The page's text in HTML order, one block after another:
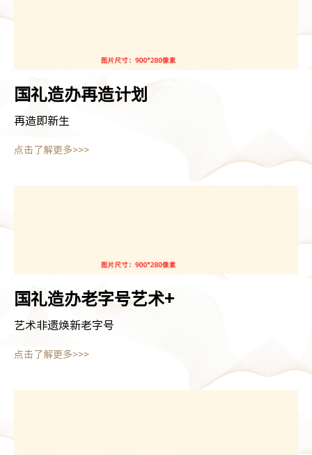
点击了解更多>>>
国礼造办再造计划
再造即新生
点击了解更多>>>
国礼造办老字号艺术+
艺术非遗焕新老字号